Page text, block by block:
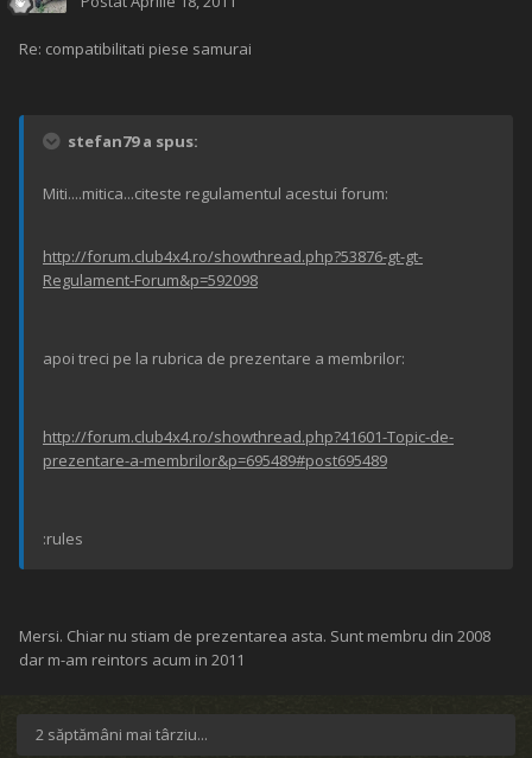
Re: compatibilitati piese samurai
stefan79 a spus:
Miti....mitica...citeste regulamentul acestui forum:
http://forum.club4x4.ro/showthread.php?53876-gt-gt-
Regulament-Forum&p=592098
apoi treci pe la rubrica de prezentare a membrilor:
http://forum.club4x4.ro/showthread.php?41601-Topic-de-
prezentare-a-membrilor&p=695489#post695489
:rules
Mersi. Chiar nu stiam de prezentarea asta. Sunt membru din 2008
dar m-am reintors acum in 2011
2 săptămâni mai târziu...